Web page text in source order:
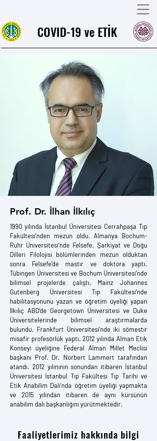
COVID-19 ve ETİK
Prof. Dr. İlhan İlkılıç
1990 yılında İstanbul Üniversitesi Cerrahpaşa Tıp
Fakültesi’nden mezun oldu. Almanya Bochum-
Ruhr Üniversitesi’nde Felsefe, Şarkiyat ve Doğu
Dilleri Filolojisi bölümlerinden mezun olduktan
sonra Felsefe’de mastır ve doktora yaptı.
Tübingen Üniversitesi ve Bochum Üniversitesi’nde
bilimsel projelerde çalıştı. Mainz Johannes
Gutenberg Üniversitesi Tıp Fakültesi’nde
habilitasyonunu yazan ve öğretim üyeliği yapan
İlkılıç ABD’de Georgetown Üniversitesi ve Duke
Üniversitelerinde bilimsel araştırmalarda
bulundu. Frankfurt Üniversitesi’nde iki sömestir
misafir profesörlük yaptı. 2012 yılında Alman Etik
Konseyi üyeliğine Federal Alman Millet Meclisi
başkanı Prof. Dr. Norbert Lammert tarafından
atandı. 2012 yılınının sonundan itibaren İstanbul
Üniversitesi İstanbul Tıp Fakültesi Tıp Tarihi ve
Etik Anabilim Dalı’nda öğretim üyeliği yapmakta
ve 2015 yılından itibaren de aynı kürsünün
anabilim dalı başkanlığını yürütmektedir.
Faaliyetlerimiz hakkında bilgi